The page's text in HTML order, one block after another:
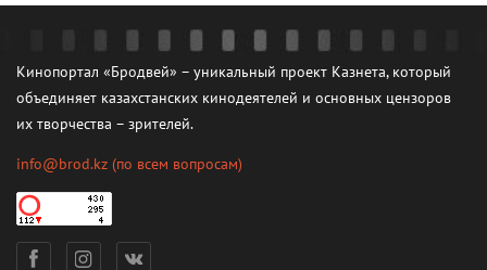
Кинопортал «Бродвей» – уникальный проект Казнета, который
объединяет казахстанских кинодеятелей и основных цензоров
их творчества – зрителей.
info@brod.kz (по всем вопросам)